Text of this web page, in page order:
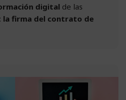
digital de las
la firma del contrato de